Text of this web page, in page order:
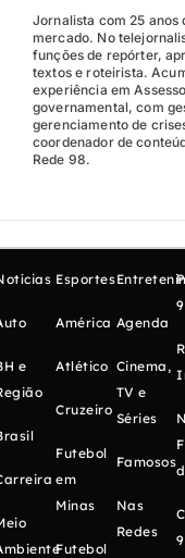
Jornalista com 25 anos
mercado. No
funções de repórter,
textos e roteirista.
experiência em
governamental, com
gerenciamento de
coordenador de
Rede 98.
e
Esportes
América
Atlético
Cruzeiro
Futebol
em
Minas
Futebol
Agenda
Cinema,
TV e
Séries
Famosos
Nas
Redes